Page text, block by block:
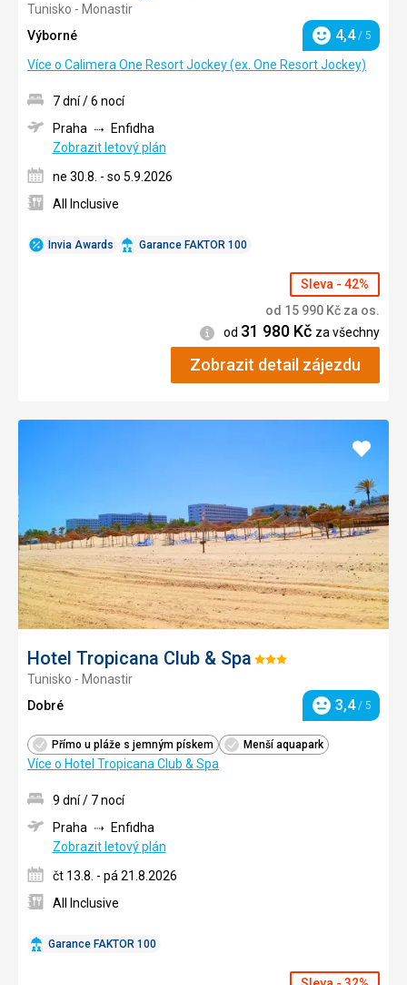
Tunisko - Monastir
Výborné
Hodnocení
4,4/ 5
Více o Calimera One Resort Jockey (ex. One Resort Jockey)
Invia Awards Garance FAKTOR 100
7 dní / 6 nocí
Praha
Enfidha
Zobrazit letový plán
ne 30.8. - so 5.9.2026
All Inclusive
Sleva - 42%
od 15 990 Kč za os.
Informace
od 31 980 Kč za všechny
Zobrazit detail zájezdu
Hotel Tropicana Club & Spa Hodnocení:
Tunisko - Monastir
Dobré
Hodnocení
3,4/ 5
Přímo u pláže s jemným pískem Menší aquapark
Více o Hotel Tropicana Club & Spa
Přidat
Garance FAKTOR 100
9 dní / 7 nocí
Praha
Enfidha
Zobrazit letový plán
čt 13.8. - pá 21.8.2026
All Inclusive